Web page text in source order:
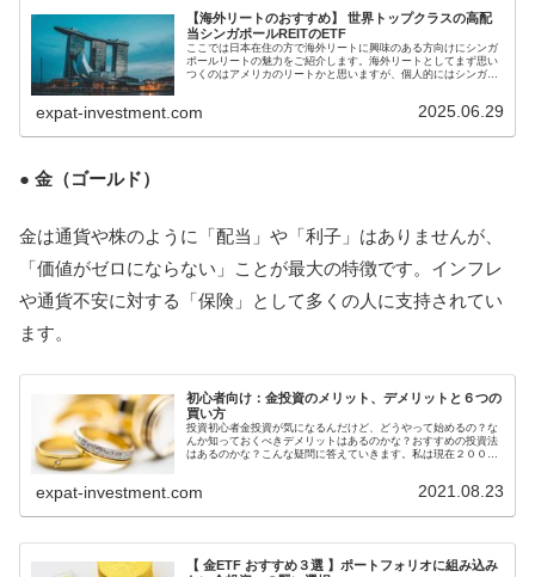
【海外リートのおすすめ】 世界トップクラスの高配
当シンガポールREITのETF
ここでは日本在住の方で海外リートに興味のある方向けにシンガ
ポールリートの魅力をご紹介します。海外リートとしてまず思い
つくのはアメリカのリートかと思いますが、個人的にはシンガポ
expat-investment.com 2025.06.29
● 金（ゴールド）
金は通貨や株のように「配当」や「利子」はありませんが、
「価値がゼロにならない」ことが最大の特徴です。インフレ
や通貨不安に対する「保険」として多くの人に支持されてい
ます。
初心者向け：金投資のメリット、デメリットと６つの
買い方
投資初心者金投資が気になるんだけど、どうやって始めるの？な
んか知っておくべきデメリットはあるのかな？おすすめの投資法
はあるのかな？こんな疑問に答えていきます。私は現在２０００
expat-investment.com 2021.08.23
【 金ETF おすすめ３選 】ポートフォリオに組み込み